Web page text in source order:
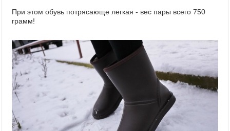
При этом обувь потрясающе легкая - вес пары всего 750
грамм!